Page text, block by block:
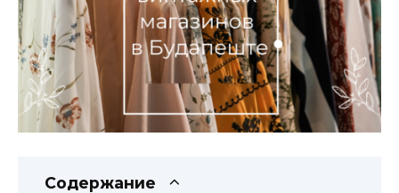
Содержание